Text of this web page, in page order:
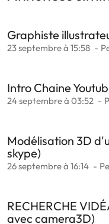
Graphiste
23 septembre à 15:58
Intro Chaine
24 septembre à 03:52
Modélisation 3D
skype)
26 septembre à 16:14
RECHERCHE
avec camera3D)